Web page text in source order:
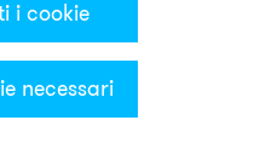
i cookie
necessari